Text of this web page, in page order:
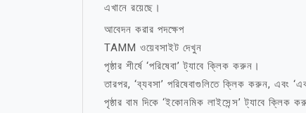
এখানে রয়েছে।
আবেদন করার পদক্ষেপ
TAMM ওয়েবসাইট দেখুন
পৃষ্ঠার শীর্ষে ‘পরিষেবা’ ট্যাবে ক্লিক করুন।
তারপর, ‘ব্যবসা’ পরিষেবাগুলিতে ক্লিক করুন,
পৃষ্ঠার বাম দিকে ‘ইকোনমিক লাইসেন্স’ ট্যাবে ক্লিক